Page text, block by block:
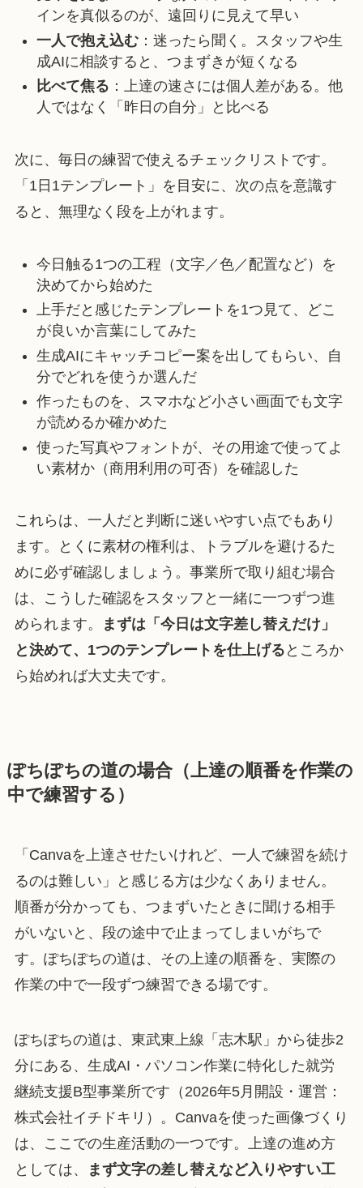
インを真似るのが、遠回りに見えて早い
一人で抱え込む：迷ったら聞く。スタッフや生
成AIに相談すると、つまずきが短くなる
比べて焦る ：上達の速さには個人差がある。他
人ではなく「昨日の自分」と比べる
次に、毎日の練習で使えるチェックリストです。
「1日1テンプレート」を目安に、次の点を意識す
ると、無理なく段を上がれます。
今日触る1つの工程（文字／色／配置など）を
決めてから始めた
上手だと感じたテンプレートを1つ見て、どこ
が良いか言葉にしてみた
生成AIにキャッチコピー案を出してもらい、自
分でどれを使うか選んだ
作ったものを、スマホなど小さい画面でも文字
が読めるか確かめた
使った写真やフォントが、その用途で使ってよ
い素材か（商用利用の可否）を確認した
これらは、一人だと判断に迷いやすい点でもあり
ます。とくに素材の権利は、トラブルを避けるた
めに必ず確認しましょう。事業所で取り組む場合
は、こうした確認をスタッフと一緒に一つずつ進
められます。
まずは「今日は文字差し替えだけ」
と決めて、1つのテンプレートを仕上げる ところか
ら始めれば大丈夫です。
ぽちぽちの道の場合（上達の順番を作業の
中で練習する）
「Canvaを上達させたいけれど、一人で練習を続け
るのは難しい」と感じる方は少なくありません。
順番が分かっても、つまずいたときに聞ける相手
がいないと、段の途中で止まってしまいがちで
す。ぽちぽちの道は、その上達の順番を、実際の
作業の中で一段ずつ練習できる場です。
ぽちぽちの道は、東武東上線「志木駅」から徒歩2
分にある、生成AI・パソコン作業に特化した就労
継続支援B型事業所です（2026年5月開設・運営：
株式会社イチドキリ）。Canvaを使った画像づくり
は、ここでの生産活動の一つです。上達の進め方
としては、
まず文字の差し替えなど入りやすい工